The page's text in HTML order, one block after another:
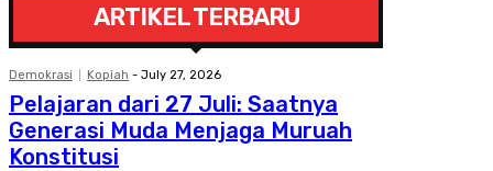
ARTIKEL TERBARU
Demokrasi Kopiah - July 27, 2026
Pelajaran dari 27 Juli: Saatnya
Generasi Muda Menjaga Muruah
Konstitusi